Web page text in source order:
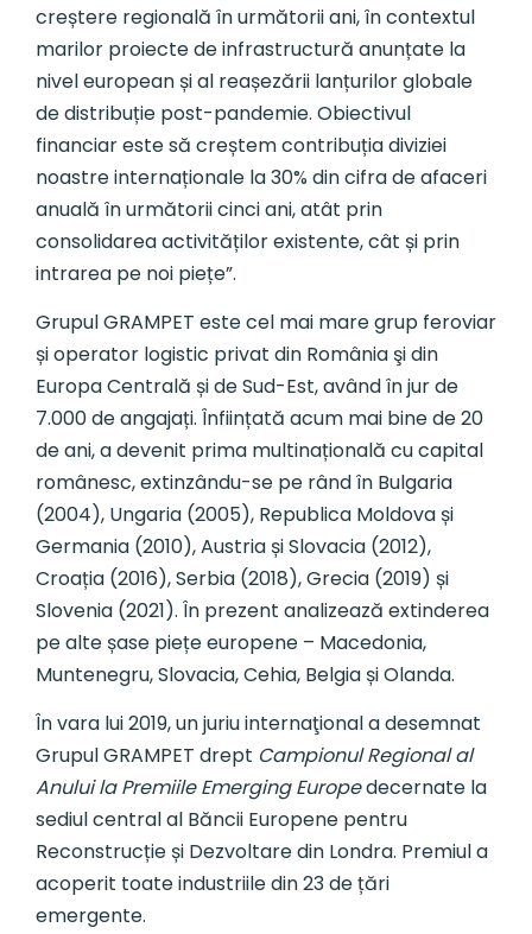
creștere regională în următorii ani, în contextul
marilor proiecte de infrastructură anunțate la
nivel european și al reașezării lanțurilor globale
de distribuție post-pandemie. Obiectivul
financiar este să creștem contribuția diviziei
noastre internaționale la 30% din cifra de afaceri
anuală în următorii cinci ani, atât prin
consolidarea activităților existente, cât și prin
intrarea pe noi piețe”.
Grupul GRAMPET este cel mai mare grup feroviar
și operator logistic privat din România şi din
Europa Centrală și de Sud-Est, având în jur de
7.000 de angajați. Înființată acum mai bine de 20
de ani, a devenit prima multinațională cu capital
românesc, extinzându-se pe rând în Bulgaria
(2004), Ungaria (2005), Republica Moldova și
Germania (2010), Austria și Slovacia (2012),
Croația (2016), Serbia (2018), Grecia (2019) și
Slovenia (2021). În prezent analizează extinderea
pe alte șase piețe europene – Macedonia,
Muntenegru, Slovacia, Cehia, Belgia și Olanda.
În vara lui 2019, un juriu internaţional a desemnat
Grupul GRAMPET drept Campionul Regional al
Anului la Premiile Emerging Europedecernate la
sediul central al Băncii Europene pentru
Reconstrucție și Dezvoltare din Londra. Premiul a
acoperit toate industriile din 23 de țări
emergente.